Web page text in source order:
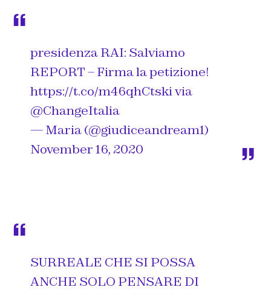
presidenza RAI: Salviamo
REPORT – Firma la petizione!
https://t.co/m46qhCtskivia
@ChangeItalia
— Maria (@giudiceandream1)
November 16, 2020
SURREALE CHE SI POSSA
ANCHE SOLO PENSARE DI